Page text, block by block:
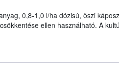
0,8-1,0 l/ha dózisú, őszi
ellen használható. A